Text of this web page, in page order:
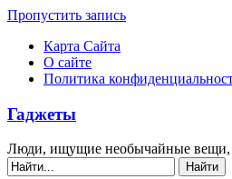
Пропустить запись
Карта Сайта
О сайте
Политика
Гаджеты
Люди, ищущие необычайные вещи,